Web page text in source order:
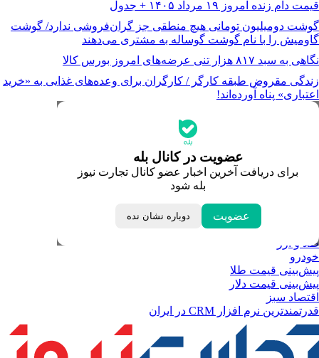
قیمت دام زنده امروز ۱۹ مرداد ۱۴۰۵ + جدول
گوشت دومیلیون تومانی هیچ منطقی جز گران‌فروشی ندارد/ گوشت
گاومیش را با نام گوشت گوساله به مشتری می‌دهند
نگاهی به سبد ۸۱۷ هزار تنی عرضه‌های امروز بورس کالا
زندگی مقروض طبقه کارگر / کارگران برای وعده‌های غذایی به «خرید
اعتباری» پناه آورده‌اند!
عضویت در کانال بله
برای دریافت آخرین اخبار عضو کانال تجارت نیوز
بله شود
عضویت دوباره نشان نده
جدیدترین قیمت‌ها
قیمت درهم امارات
لحظه تحویل سال
داغ‌ترین‌های اقتصادی
طلا و ارز
خودرو
پیش‌بینی قیمت طلا
پیش‌بینی قیمت دلار
اقتصاد سبز
قدرتمندترین نرم‌ افزار CRM در ایران